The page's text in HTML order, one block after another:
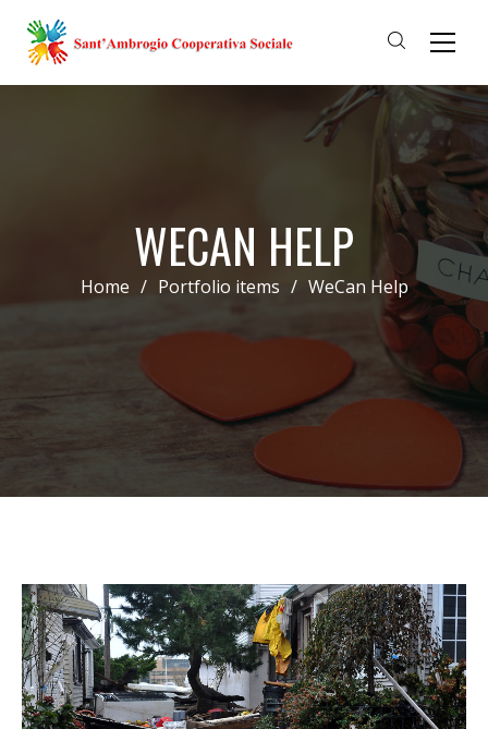
WEСAN HELP
Home / Portfolio items / WeСan Help